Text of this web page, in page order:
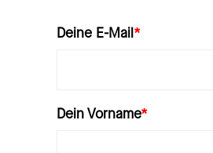
Deine E-Mail *
Dein Vorname*